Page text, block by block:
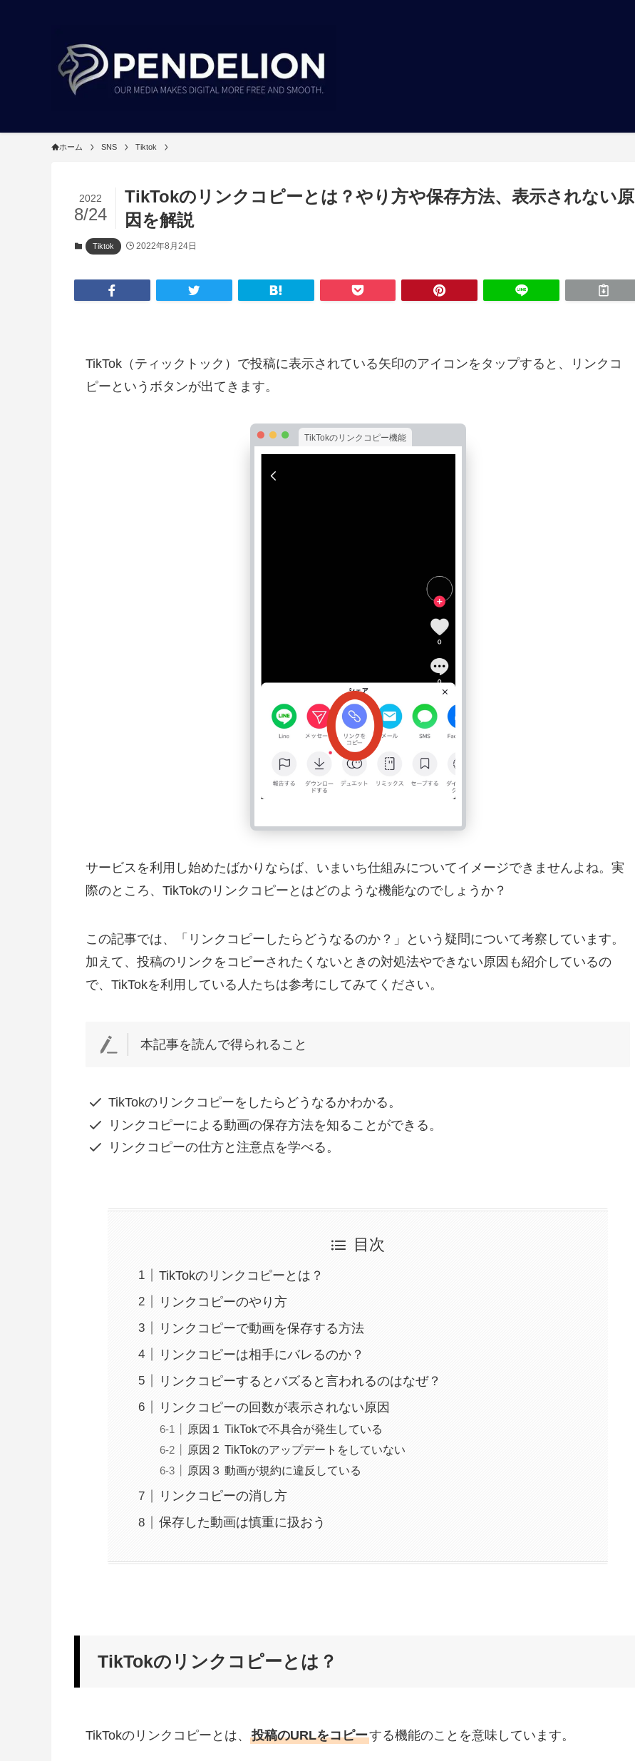
ホーム SNS Tiktok
TikTokのリンクコピーとは？やり方や保存方法、表示されない原
因を解説
2022
8/24
Tiktok 2022年8月24日
TikTok（ティックトック）で投稿に表示されている矢印のアイコンをタップすると、リンクコ
ピーというボタンが出てきます。
TikTokのリンクコピー機能
サービスを利用し始めたばかりならば、いまいち仕組みについてイメージできませんよね。実
際のところ、TikTokのリンクコピーとはどのような機能なのでしょうか？
この記事では、「リンクコピーしたらどうなるのか？」という疑問について考察しています。
加えて、投稿のリンクをコピーされたくないときの対処法やできない原因も紹介しているの
で、TikTokを利用している人たちは参考にしてみてください。
本記事を読んで得られること
TikTokのリンクコピーをしたらどうなるかわかる。
リンクコピーによる動画の保存方法を知ることができる。
リンクコピーの仕方と注意点を学べる。
目次
TikTokのリンクコピーとは？
リンクコピーのやり方
リンクコピーで動画を保存する方法
リンクコピーは相手にバレるのか？
リンクコピーするとバズると言われるのはなぜ？
リンクコピーの回数が表示されない原因
原因１ TikTokで不具合が発生している
原因２ TikTokのアップデートをしていない
原因３ 動画が規約に違反している
リンクコピーの消し方
保存した動画は慎重に扱おう
TikTokのリンクコピーとは？
TikTokのリンクコピーとは、 投稿のURLをコピーする機能のことを意味しています。